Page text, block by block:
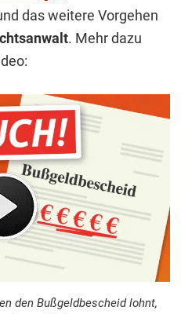
das weitere Vorgehen
. Mehr dazu
den Bußgeldbescheid lohnt,